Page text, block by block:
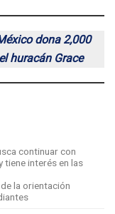
dona 2,000
huracán Grace
continuar con
tiene interés en las
la orientación